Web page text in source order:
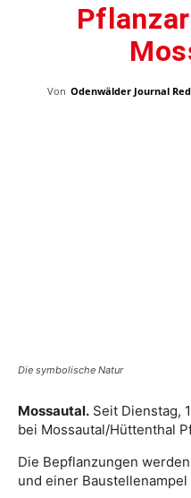
Von Odenwälder Journal
Die symbolische Natur
Mossautal. Seit Dienstag,
bei Mossautal/Hüttenthal
Die Bepflanzungen
und einer